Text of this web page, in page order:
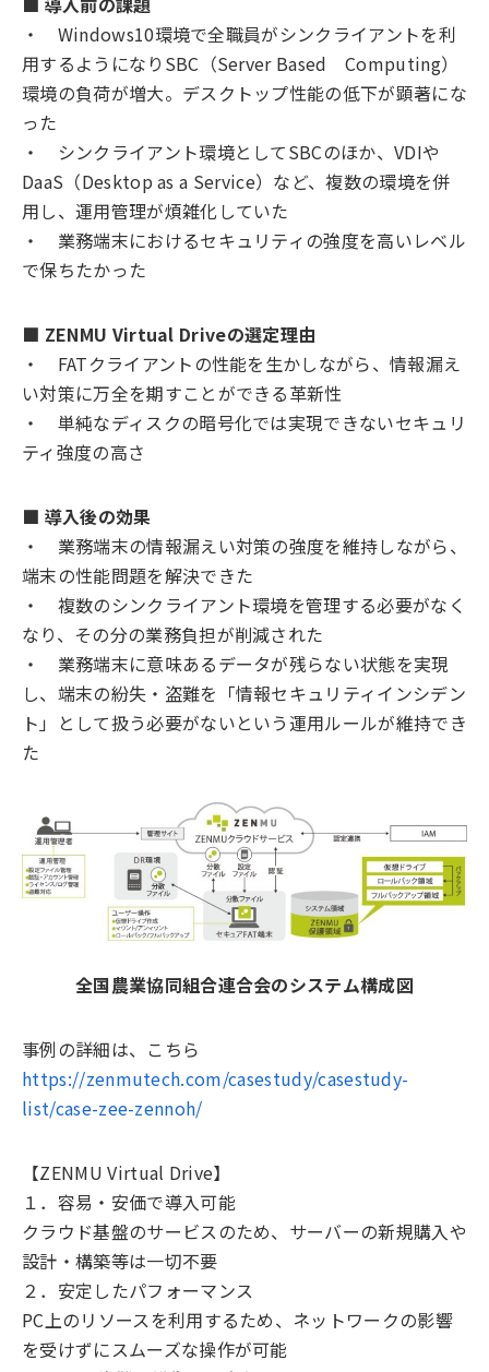
・ Windows10環境で全職員がシンクライアントを利
用するようになりSBC（Server Based Computing）
環境の負荷が増大。デスクトップ性能の低下が顕著にな
った
・ シンクライアント環境としてSBCのほか、VDIや
DaaS（Desktop as a Service）など、複数の環境を併
用し、運用管理が煩雑化していた
・ 業務端末におけるセキュリティの強度を高いレベル
で保ちたかった
■ ZENMU Virtual Driveの選定理由
・ FATクライアントの性能を生かしながら、情報漏え
い対策に万全を期すことができる革新性
・ 単純なディスクの暗号化では実現できないセキュリ
ティ強度の高さ
■ 導入後の効果
・ 業務端末の情報漏えい対策の強度を維持しながら、
端末の性能問題を解決できた
・ 複数のシンクライアント環境を管理する必要がなく
なり、その分の業務負担が削減された
・ 業務端末に意味あるデータが残らない状態を実現
し、端末の紛失・盗難を「情報セキュリティインシデン
ト」として扱う必要がないという運用ルールが維持でき
た
全国農業協同組合連合会のシステム構成図
事例の詳細は、こちら
https://zenmutech.com/casestudy/casestudy-
list/case-zee-zennoh/
【ZENMU Virtual Drive】
１．容易・安価で導入可能
クラウド基盤のサービスのため、サーバーの新規購入や
設計・構築等は一切不要
２．安定したパフォーマンス
PC上のリソースを利用するため、ネットワークの影響
を受けずにスムーズな操作が可能